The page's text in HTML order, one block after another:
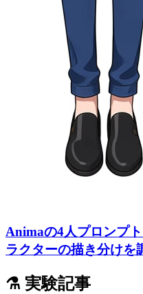
Animaの4人プロンプ
ラクターの描き分けを
⚗️ 実験記事